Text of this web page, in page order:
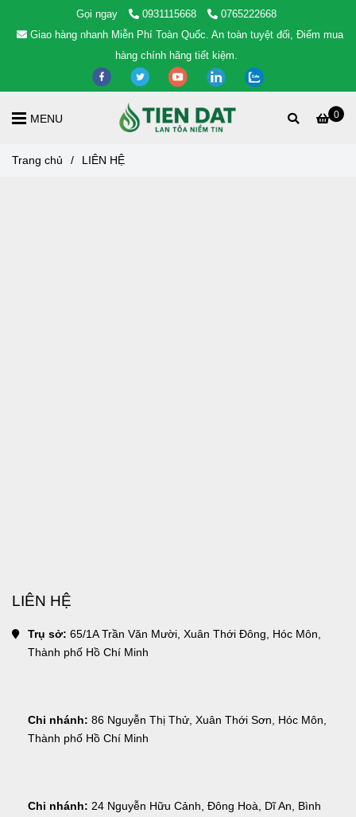
Gọi ngay 0931115668
0765222668
Giao hàng nhanh Miễn Phí Toàn Quốc. An toàn tuyệt đối, Điểm mua
hàng chính hãng tiết kiệm.
0
MENU
Trang chủ / LIÊN HỆ
LIÊN HỆ
Trụ sở: 65/1A Trần Văn Mười, Xuân Thới Đông, Hóc Môn,
Thành phố Hồ Chí Minh
Chi nhánh: 86 Nguyễn Thị Thử, Xuân Thới Sơn, Hóc Môn,
Thành phố Hồ Chí Minh
Chi nhánh: 24 Nguyễn Hữu Cảnh, Đông Hoà, Dĩ An, Bình